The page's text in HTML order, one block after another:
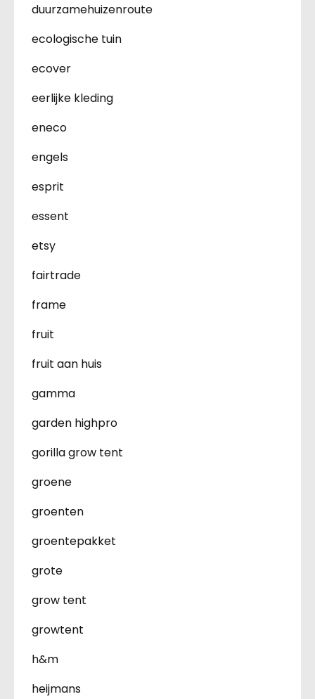
duurzamehuizenroute
ecologische tuin
ecover
eerlijke kleding
eneco
engels
esprit
essent
etsy
fairtrade
frame
fruit
fruit aan huis
gamma
garden highpro
gorilla grow tent
groene
groenten
groentepakket
grote
grow tent
growtent
h&m
heijmans